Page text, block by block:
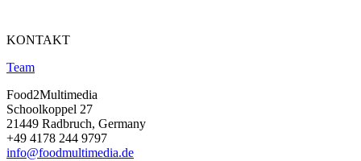
KONTAKT
Team
Food2Multimedia
Schoolkoppel 27
21449 Radbruch, Germany
+49 4178 244 9797
info@foodmultimedia.de